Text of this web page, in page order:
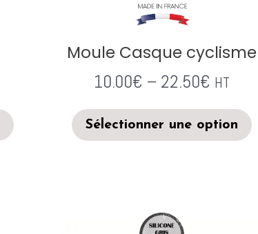
Moule Casque cyclisme
10.00€ – 22.50€ HT
Sélectionner une option